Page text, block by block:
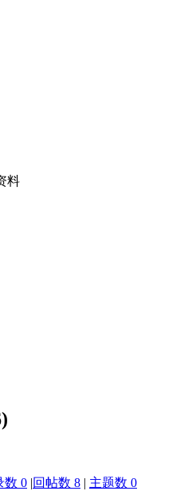
料
数 0 |回帖数 8 | 主题数 0